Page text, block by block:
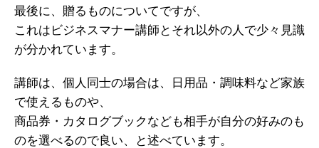
最後に、贈るものについてですが、
これはビジネスマナー講師とそれ以外の人で少々見識
が分かれています。
講師は、個人同士の場合は、日用品・調味料など家族
で使えるものや、
商品券・カタログブックなども相手が自分の好みのも
のを選べるので良い、と述べています。